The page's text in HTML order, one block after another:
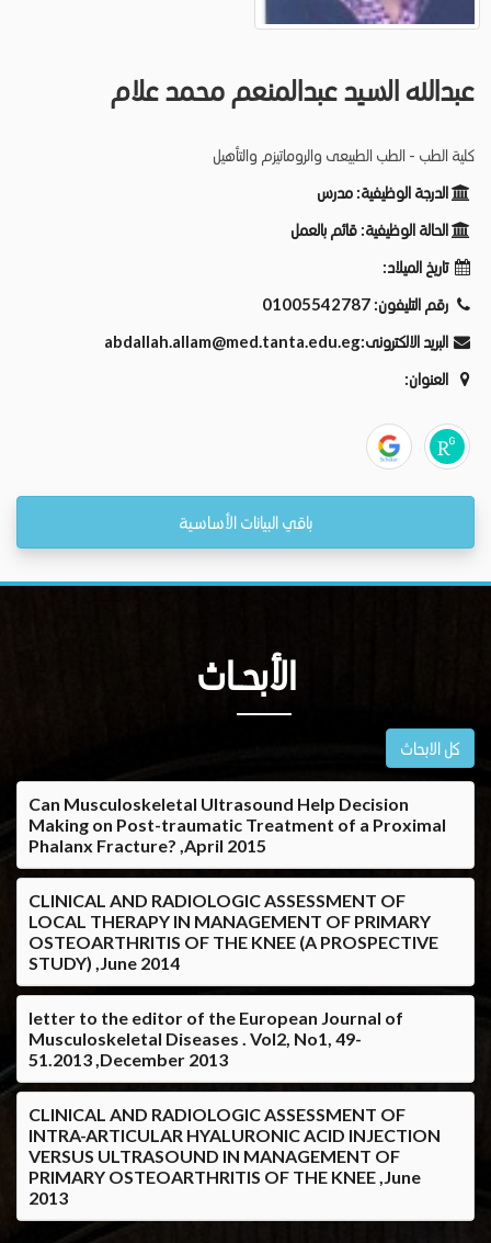
عبدالله السيد عبدالمنعم محمد علام
كلية الطب - الطب الطبيعى والروماتيزم والتأهيل
الدرجة الوظيفية: مدرس
الحالة الوظيفية: قائم بالعمل
تاريخ الميلاد:
رقم التليفون: 01005542787
البريد الالكترونى:abdallah.allam@med.tanta.edu.eg
العنوان:
باقي البيانات الأساسية
الأبحــاث
كل الابحاث
Can Musculoskeletal Ultrasound Help Decision
Making on Post-traumatic Treatment of a Proximal
Phalanx Fracture? ,April 2015
CLINICAL AND RADIOLOGIC ASSESSMENT OF
LOCAL THERAPY IN MANAGEMENT OF PRIMARY
OSTEOARTHRITIS OF THE KNEE (A PROSPECTIVE
STUDY) ,June 2014
letter to the editor of the European Journal of
Musculoskeletal Diseases . Vol2, No1, 49-
51.2013 ,December 2013
CLINICAL AND RADIOLOGIC ASSESSMENT OF
INTRA-ARTICULAR HYALURONIC ACID INJECTION
VERSUS ULTRASOUND IN MANAGEMENT OF
PRIMARY OSTEOARTHRITIS OF THE KNEE ,June
2013